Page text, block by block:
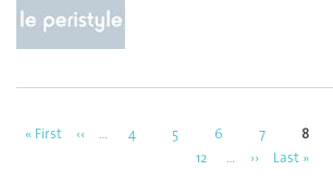
First
« First
Previous
‹‹ Page
4 Page
5 Page
6 Page
7
page
8
Page
12
Next
››
Last
Last »